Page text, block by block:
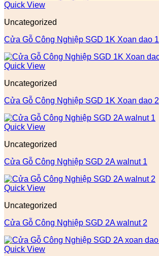
Quick View
Uncategorized
Cửa Gỗ Công Nghiệp SGD 1K Xoan dao 1
Quick View
Uncategorized
Cửa Gỗ Công Nghiệp SGD 1K Xoan dao 2
Quick View
Uncategorized
Cửa Gỗ Công Nghiệp SGD 2A walnut 1
Quick View
Uncategorized
Cửa Gỗ Công Nghiệp SGD 2A walnut 2
Quick View